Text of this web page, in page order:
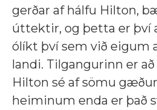
gerðar af hálfu Hilton,
úttektir, og þetta er því
ólíkt því sem við eigum
landi. Tilgangurinn er
Hilton sé af sömu
heiminum enda er það